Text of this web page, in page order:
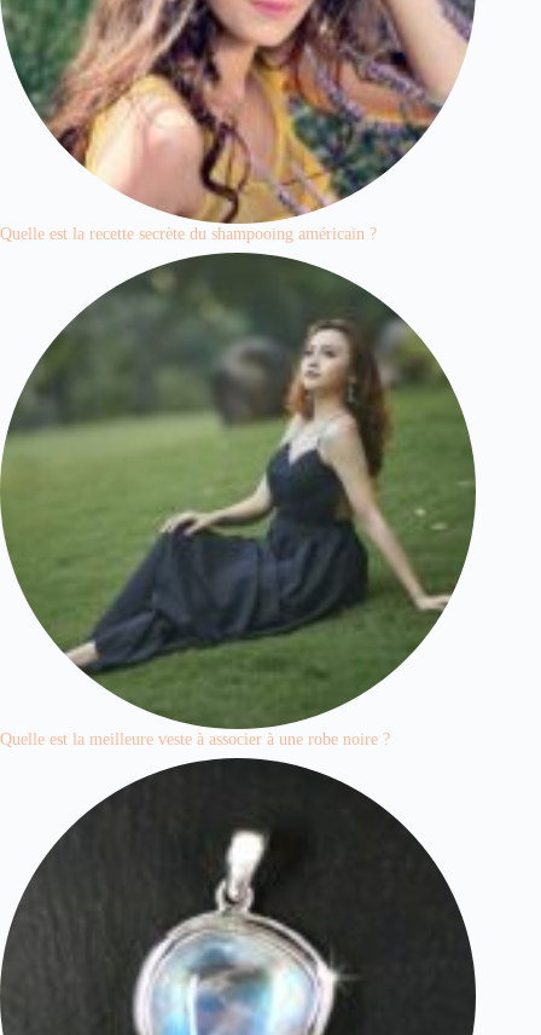
Quelle est la recette secrète du shampooing américain ?
Quelle est la meilleure veste à associer à une robe noire ?